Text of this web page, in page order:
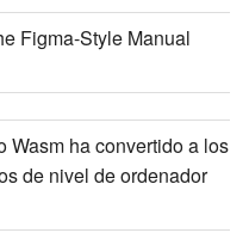
Figma-Style Manual
Wasm ha convertido a los
de nivel de ordenador